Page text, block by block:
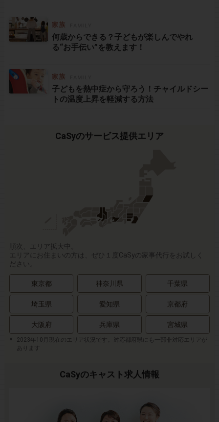
何歳からできる？子どもが楽しんでやれ
る“お手伝い”を教えます！
子どもを熱中症から守ろう！チャイルドシー
トの温度上昇を軽減する方法
CaSyのサービス提供エリア
順次、エリア拡大中。
エリアにお住まいの方は、ぜひ１度CaSyの家事代行をお試しく
ださい。
東京都 神奈川県 千葉県
埼玉県 愛知県 京都府
大阪府 兵庫県 宮城県
2023年10月現在のエリア状況です。対応都府県にも一部非対応エリアが
あります
CaSyのキャスト求人情報